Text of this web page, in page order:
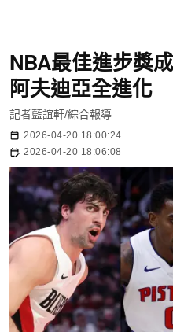
NBA最佳進步獎
阿夫迪亞全進化
記者藍誼軒/綜合報導
2026-04-20 18:00:24
2026-04-20 18:06:08